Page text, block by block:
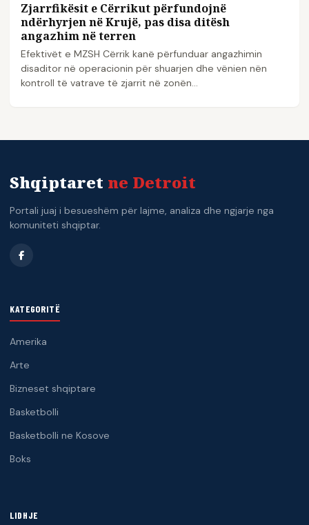
Zjarrfikësit e Cërrikut përfundojnë
ndërhyrjen në Krujë, pas disa ditësh
angazhim në terren
Efektivët e MZSH Cërrik kanë përfunduar angazhimin
disaditor në operacionin për shuarjen dhe vënien nën
kontroll të vatrave të zjarrit në zonën…
Shqiptaret ne Detroit
Portali juaj i besueshëm për lajme, analiza dhe ngjarje nga
komuniteti shqiptar.
KATEGORITË
Amerika
Arte
Bizneset shqiptare
Basketbolli
Basketbolli ne Kosove
Boks
LIDHJE